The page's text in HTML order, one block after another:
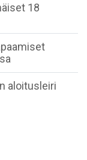
18
aloitusleiri